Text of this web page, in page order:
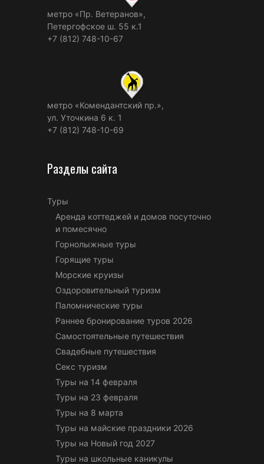
метро «Пр. Ветеранов»,
Петергофское ш. 55 к.1
+7 (812) 748-10-67
метро «Комендантский пр.»,
ул. Уточкина 6 к. 1
+7 (812) 748-10-69
Разделы сайта
Туры
Аренда коттеджей и домов посуточно
и помесячно
Горнолыжные туры
Горящие туры
Морские круизы
Оздоровительный туризм
Паломнические туры
Раннее бронирование туров 2026
Самостоятельные путешествия
Свадебные путешествия
Секс туризм
Туры на 14 февраля
Туры на 23 февраля
Туры на 8 марта
Туры на майские праздники 2026
Туры на Новый год 2027
Туры на школьные каникулы